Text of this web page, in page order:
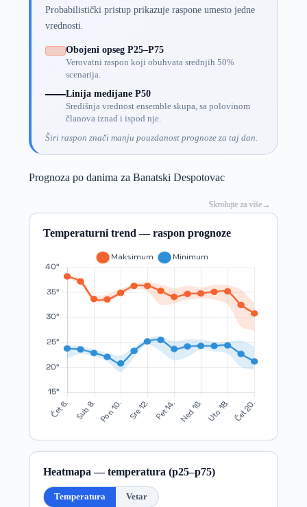
Probabilistički pristup prikazuje raspone umesto jedne
vrednosti.
Obojeni opseg P25–P75
Verovatni raspon koji obuhvata srednjih 50%
scenarija.
Linija medijane P50
Središnja vrednost ensemble skupa, sa polovinom
članova iznad i ispod nje.
Širi raspon znači manju pouzdanost prognoze za taj dan.
Prognoza po danima za Banatski Despotovac
Skrolujte za više→
Temperaturni trend — raspon prognoze
Heatmapa — temperatura (p25–p75)
Temperatura Vetar